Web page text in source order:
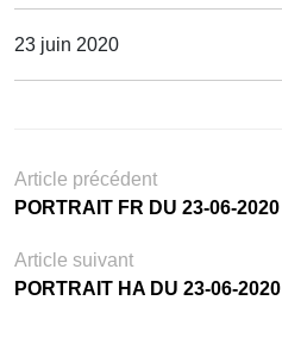
23 juin 2020
Article précédent
PORTRAIT FR DU 23-06-2020
Article suivant
PORTRAIT HA DU 23-06-2020